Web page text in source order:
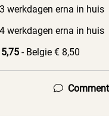
werkdagen erna in huis
werkdagen erna in huis
- Belgie € 8,50
Comment